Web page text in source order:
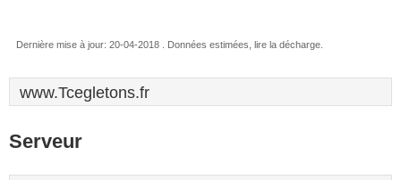
Dernière mise à jour: 20-04-2018 . Données estimées, lire la décharge.
www.Tcegletons.fr
Serveur